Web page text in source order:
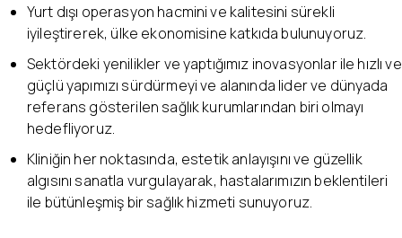
Yurt dışı operasyon hacmini ve kalitesini sürekli
iyileştirerek, ülke ekonomisine katkıda bulunuyoruz.
Sektördeki yenilikler ve yaptığımız inovasyonlar ile hızlı ve
güçlü yapımızı sürdürmeyi ve alanında lider ve dünyada
referans gösterilen sağlık kurumlarından biri olmayı
hedefliyoruz.
Kliniğin her noktasında, estetik anlayışını ve güzellik
algısını sanatla vurgulayarak, hastalarımızın beklentileri
ile bütünleşmiş bir sağlık hizmeti sunuyoruz.